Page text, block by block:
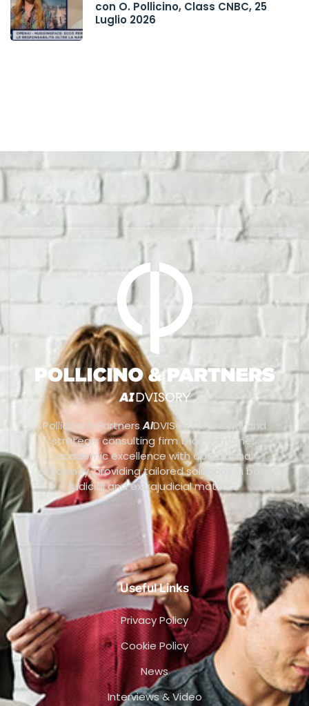
con O. Pollicino, Class CNBC, 25
Luglio 2026
Pollicino & PartnersAIDVISORY is a legal and
strategic consulting firm that combines
academic excellence with operational
efficiency, providing tailored solutions in both
judicial and extrajudicial matters.
Useful Links
Privacy Policy
Cookie Policy
News
Interviews & Video